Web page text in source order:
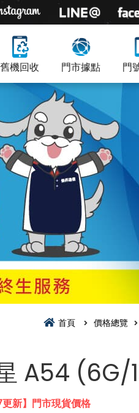
舊機回收 門市據點 門
首頁 價格總覽
A54 (6G/
新】門市現貨價格